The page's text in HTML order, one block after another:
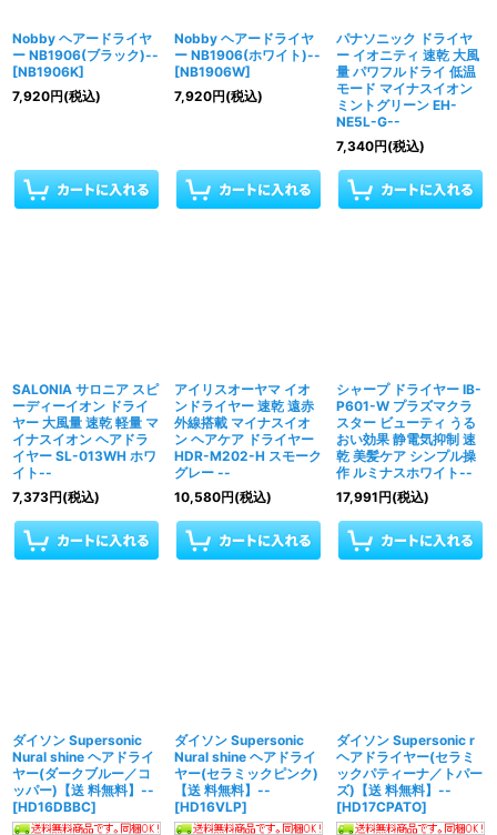
Nobby ヘアードライヤ
ー NB1906(ブラック)--
[NB1906K]
7,920円(税込)
Nobby ヘアードライヤ
ー NB1906(ホワイト)--
[NB1906W]
7,920円(税込)
パナソニック ドライヤ
ー イオニティ 速乾 大風
量 パワフルドライ 低温
モード マイナスイオン
ミントグリーン EH-
NE5L-G--
7,340円(税込)
SALONIA サロニア スピ
ーディーイオン ドライ
ヤー 大風量 速乾 軽量 マ
イナスイオン ヘアドラ
イヤー SL-013WH ホワ
イト--
7,373円(税込)
アイリスオーヤマ イオ
ンドライヤー 速乾 遠赤
外線搭載 マイナスイオ
ン ヘアケア ドライヤー
HDR-M202-H スモーク
グレー --
10,580円(税込)
シャープ ドライヤー IB-
P601-W プラズマクラ
スター ビューティ うる
おい効果 静電気抑制 速
乾 美髪ケア シンプル操
作 ルミナスホワイト--
17,991円(税込)
ダイソン Supersonic
Nural shine ヘアドライ
ヤー(ダークブルー／コ
ッパー)【送 料無料】--
[HD16DBBC]
ダイソン Supersonic
Nural shine ヘアドライ
ヤー(セラミックピンク)
【送 料無料】--
[HD16VLP]
ダイソン Supersonic r
ヘアドライヤー(セラミ
ックパティーナ／トパー
ズ)【送 料無料】--
[HD17CPATO]